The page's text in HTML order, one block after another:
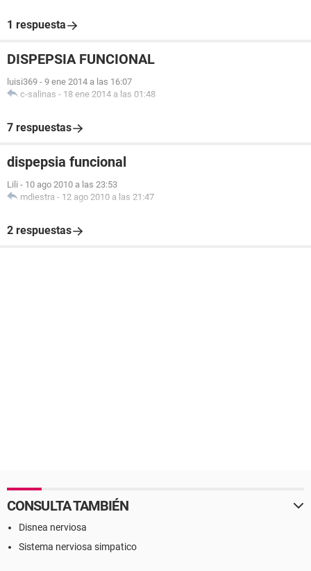
1 respuesta
DISPEPSIA FUNCIONAL
luisi369 - 9 ene 2014 a las 16:07
c-salinas - 18 ene 2014 a las 01:48
7 respuestas
dispepsia funcional
Lili - 10 ago 2010 a las 23:53
mdiestra - 12 ago 2010 a las 21:47
2 respuestas
CONSULTA TAMBIÉN
Disnea nerviosa
Sistema nerviosa simpatico